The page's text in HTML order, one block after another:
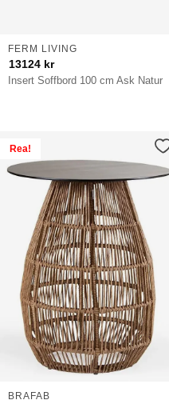
Insert Soffbord 100 cm Ask Natur
FERM LIVING
13124 kr
Rea!
BRAFAB